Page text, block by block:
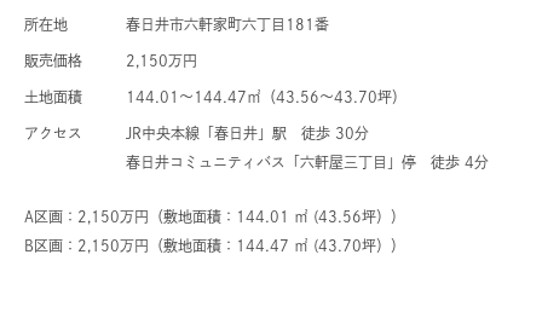
所在地 春日井市六軒家町六丁目181番
販売価格 2,150万円
土地面積 144.01～144.47㎡（43.56～43.70坪）
アクセス
JR中央本線「春日井」駅 徒歩 30分
春日井コミュニティバス「六軒屋三丁目」停 徒歩 4分
A区画：2,150万円（敷地面積：144.01 ㎡ (43.56坪））
B区画：2,150万円（敷地面積：144.47 ㎡ (43.70坪））